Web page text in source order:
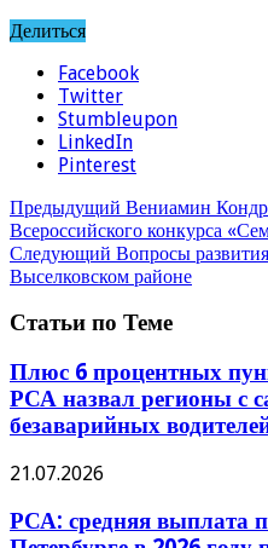
Делиться
Facebook
Twitter
Stumbleupon
LinkedIn
Pinterest
Предыдущий Вениамин
Всероссийского конкурса
Следующий Вопросы
Выселковском районе
Статьи по Теме
Плюс 6 процентных
РСА назвал регионы с
безаварийных
21.07.2026
РСА: средняя выплата